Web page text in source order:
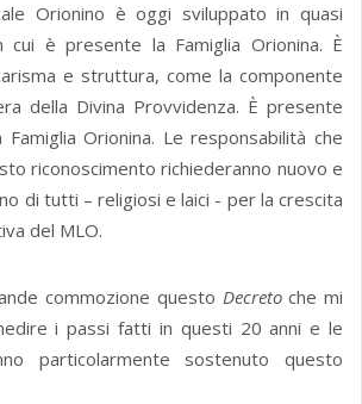
Orionino è oggi sviluppato in quasi
è presente la Famiglia Orionina. È
e struttura, come la componente
della Divina Provvidenza. È presente
Orionina. Le responsabilità che
riconoscimento richiederanno nuovo e
di tutti – religiosi e laici - per la crescita
del MLO.
commozione questo Decretoche mi
i passi fatti in questi 20 anni e le
particolarmente sostenuto questo